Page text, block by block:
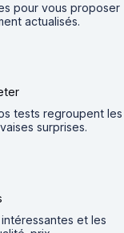
pour vous proposer
actualisés.
tests regroupent les
surprises.
et les